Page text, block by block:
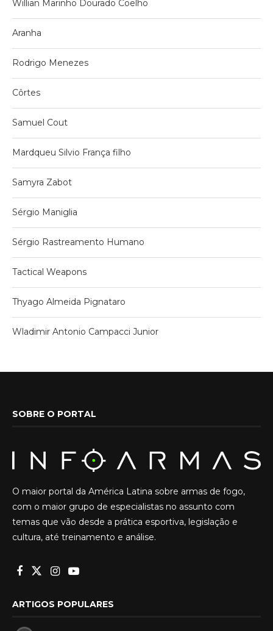
Willian Marinho Dourado Coelho
Aranha
Rodrigo Menezes
Côrtes
Samuel Cout
Mardqueu Silvio França filho
Samyra Zabot
Sérgio Maniglia
Sérgio Rastreamento Humano
Tactical Weapons
Thyago Almeida Pignataro
Wladimir Antonio Campacci Junior
SOBRE O PORTAL
O maior portal da América Latina sobre armas de fogo,
com o maior grupo de especialistas no assunto com
temas que vão desde a prática esportiva, legislação e
cultura, até treinamento e análise.
ARTIGOS POPULARES